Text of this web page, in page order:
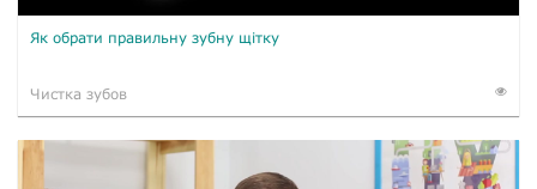
Як обрати правильну зубну щітку
Чистка зубов